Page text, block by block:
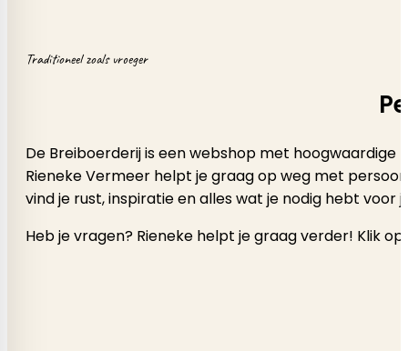
Traditioneel zoals vroeger
De Breiboerderij is een webshop met
Rieneke Vermeer helpt je graag op weg met
vind je rust, inspiratie en alles wat je nodig hebt voor
Heb je vragen? Rieneke helpt je graag verder! Klik